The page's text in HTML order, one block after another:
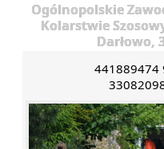
Ogólnopolskie
Kolarstwie
Darłowo,
441889474